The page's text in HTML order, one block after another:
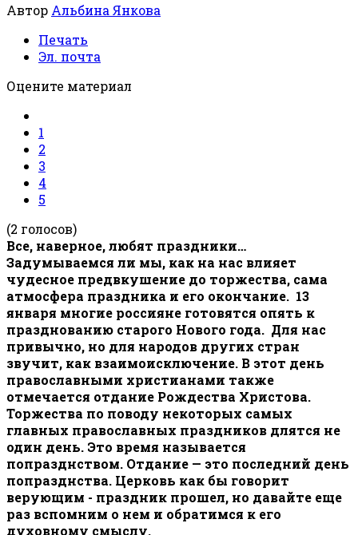
Автор Альбина Янкова
Печать
Эл. почта
Оцените материал
1
2
3
4
5
(2 голосов)
Все, наверное, любят праздники…
Задумываемся ли мы, как на нас влияет
чудесное предвкушение до торжества, сама
атмосфера праздника и его окончание. 13
января многие россияне готовятся опять к
празднованию старого Нового года. Для нас
привычно, но для народов других стран
звучит, как взаимоисключение. В этот день
православными христианами также
отмечается отдание Рождества Христова.
Торжества по поводу некоторых самых
главных православных праздников длятся не
один день. Это время называется
попразднством. Отдание — это последний день
попразднства. Церковь как бы говорит
верующим - праздник прошел, но давайте еще
раз вспомним о нем и обратимся к его
духовному смыслу.